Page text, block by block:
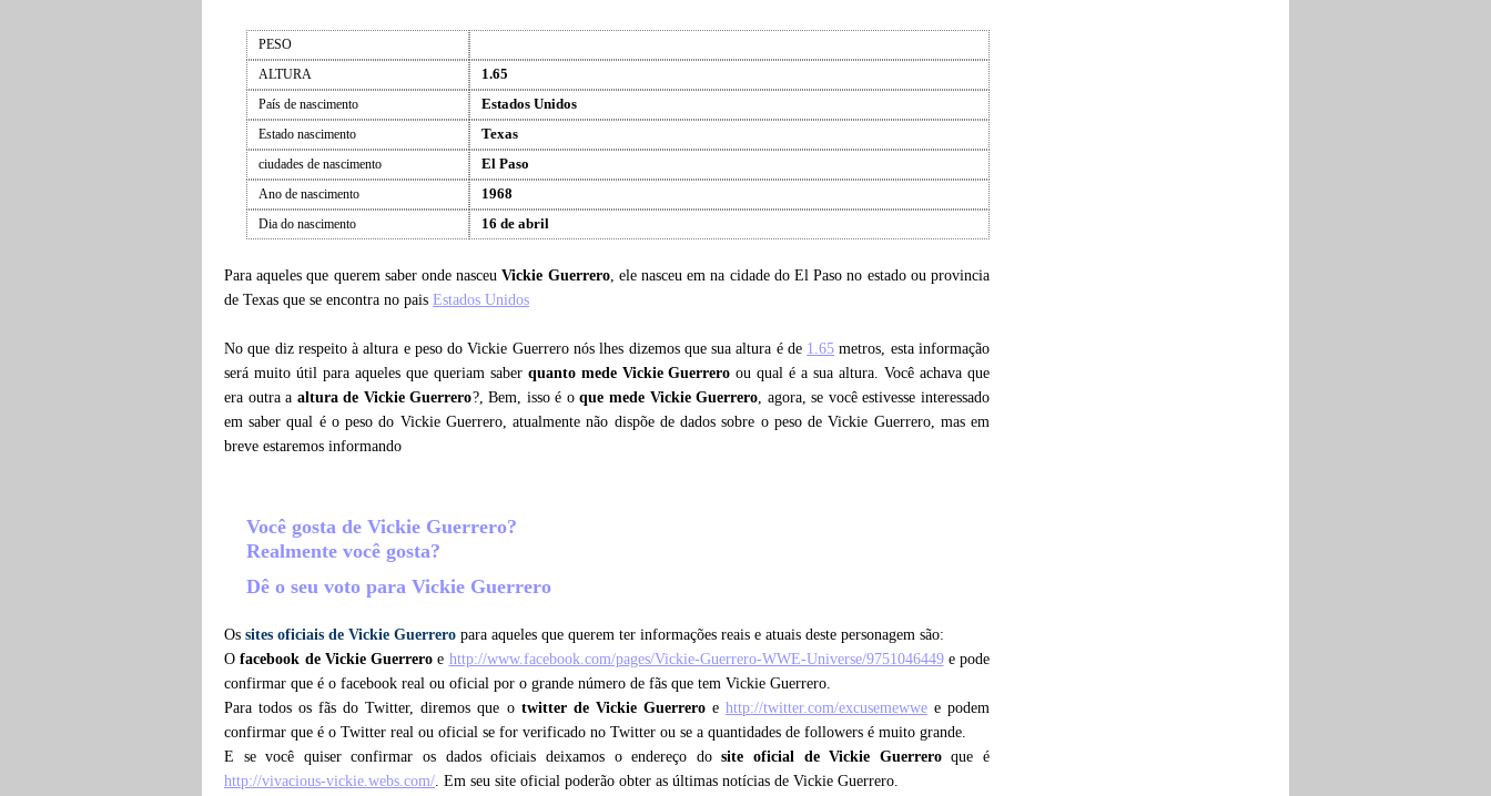
PESO
ALTURA
1.65
País de nascimento Estados Unidos
Estado nascimento Texas
ciudades de nascimento El Paso
Ano de nascimento 1968
Dia do nascimento 16 de abril
Para aqueles que querem saber onde nasceuVickie Guerrero, ele nasceu em na cidade do El Paso no estado ou provincia
de Texas que se encontra no pais Estados Unidos
No que diz respeito à altura e peso do Vickie Guerrero nós lhes dizemos que sua altura é de 1.65 metros, esta informação
será muito útil para aqueles que queriam saber quanto mede Vickie Guerrero ou qual é a sua altura. Você achava que
era outra a altura de Vickie Guerrero?, Bem, isso é oque mede Vickie Guerrero, agora, se você estivesse interessado
em saber qual é o peso do Vickie Guerrero, atualmente não dispõe de dados sobre o peso de Vickie Guerrero, mas em
breve estaremos informando
Você gosta de Vickie Guerrero?
Realmente você gosta?
Dê o seu voto para Vickie Guerrero
Os sites oficiais de Vickie Guerrero para aqueles que querem ter informações reais e atuais deste personagem são:
Ofacebook de Vickie Guerrero e http://www.facebook.com/pages/Vickie-Guerrero-WWE-Universe/9751046449e pode
confirmar que é o facebook real ou oficial por o grande número de fãs que tem Vickie Guerrero.
Para todos os fãs do Twitter, diremos que o twitter de Vickie Guerreroe http://twitter.com/excusemewwee podem
confirmar que é o Twitter real ou oficial se for verificado no Twitter ou se a quantidades de followers é muito grande.
E se você quiser confirmar os dados oficiais deixamos o endereço dosite oficial de Vickie Guerreroque é
http://vivacious-vickie.webs.com/. Em seu site oficial poderão obter as últimas notícias de Vickie Guerrero.